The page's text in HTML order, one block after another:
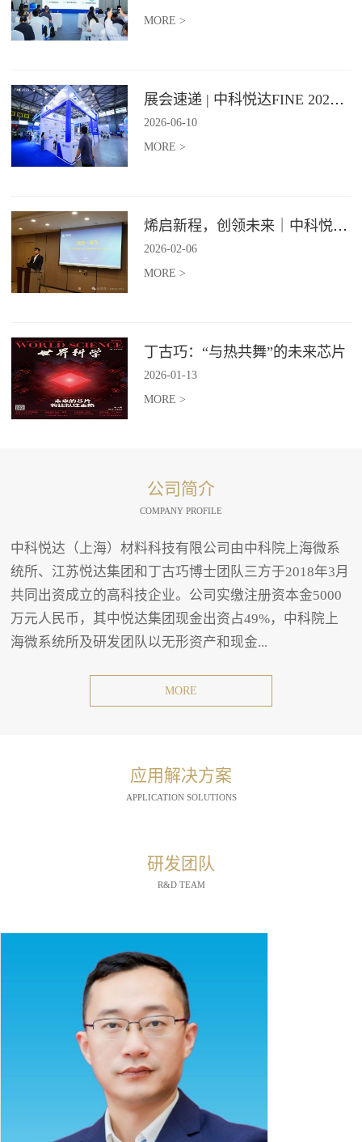
MORE >
展会速递 | 中科悦达FINE 2026 Day1精彩呈现
2026-06-10
MORE >
烯启新程，创领未来｜中科悦达2025年度总结表彰大会圆满召开！
2026-02-06
MORE >
丁古巧：“与热共舞”的未来芯片
2026-01-13
MORE >
公司简介
COMPANY PROFILE
中科悦达（上海）材料科技有限公司由中科院上海微系
统所、江苏悦达集团和丁古巧博士团队三方于2018年3月
共同出资成立的高科技企业。公司实缴注册资本金5000
万元人民币，其中悦达集团现金出资占49%，中科院上
海微系统所及研发团队以无形资产和现金...
MORE
应用解决方案
APPLICATION SOLUTIONS
研发团队
R&D TEAM